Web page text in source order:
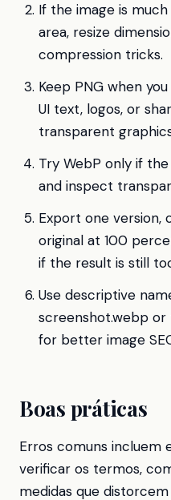
If the image is
area, resize
compression tricks.
Keep PNG when
UI text, logos, or
transparent
Try WebP only if
and inspect
Export one version,
original at 100
if the result is still
Use descriptive
screenshot.webp
for better image
Boas práticas
Erros comuns incluem
verificar os termos,
medidas que